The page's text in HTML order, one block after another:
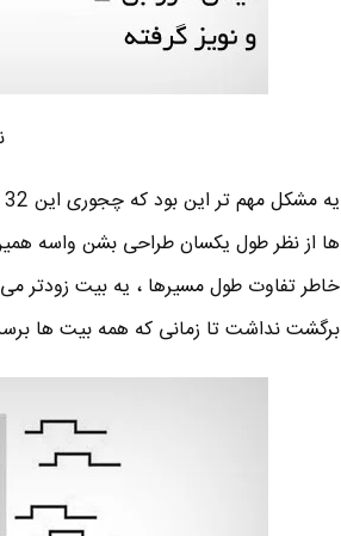
خاطر تفاوت طول مسیرها ، یه بیت زودتر
برگشت نداشت تا زمانی که همه بیت ها